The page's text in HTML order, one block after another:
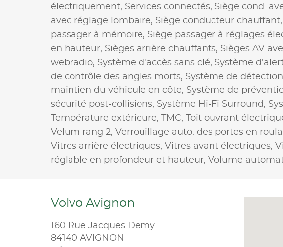
électriquement, Services connectés, Siège cond.
avec réglage lombaire, Siège conducteur chauffant,
passager à mémoire, Siège passager à réglages
en hauteur, Sièges arrière chauffants, Sièges AV
webradio, Système d'accès sans clé, Système
de contrôle des angles morts, Système de
maintien du véhicule en côte, Système de
sécurité post-collisions, Système Hi-Fi Surround,
Température extérieure,
TMC, Toit ouvrant
Velum rang 2, Verrouillage auto. des portes en
Vitres arrière électriques, Vitres avant électriques,
réglable en profondeur et hauteur, Volume
Volvo Avignon
160 Rue Jacques Demy
84140 AVIGNON